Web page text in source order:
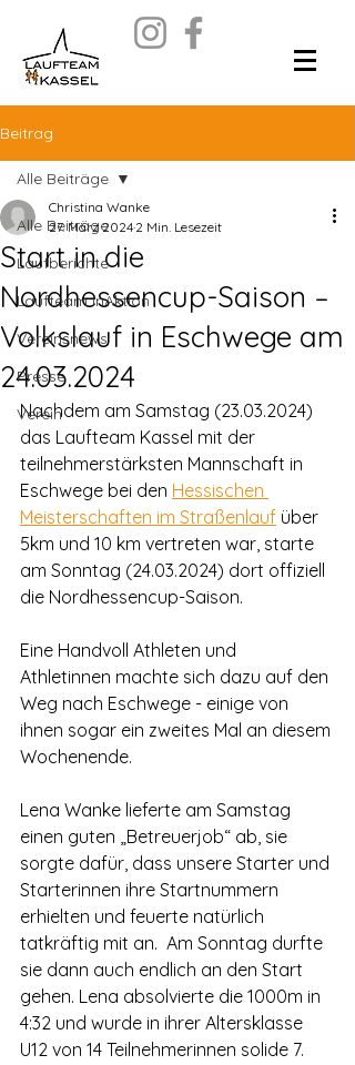
Beitrag
Alle Beiträge
Laufberichte
Laufteam inAktion
Vereinsnews
Presse
Verein
Alle Beiträge
Start in die
Nordhessencup-Saison –
Volkslauf in Eschwege am
24.03.2024
Christina Wanke
27. März 2024 2 Min. Lesezeit
Nachdem am Samstag (23.03.2024)
das Laufteam Kassel mit der
teilnehmerstärksten Mannschaft in
Eschwege bei den Hessischen
Meisterschaften im Straßenlauf über
5km und 10 km vertreten war, starte
am Sonntag (24.03.2024) dort offiziell
die Nordhessencup-Saison.
Eine Handvoll Athleten und
Athletinnen machte sich dazu auf den
Weg nach Eschwege - einige von
ihnen sogar ein zweites Mal an diesem
Wochenende.
Lena Wanke lieferte am Samstag
einen guten „Betreuerjob“ ab, sie
sorgte dafür, dass unsere Starter und
Starterinnen ihre Startnummern
erhielten und feuerte natürlich
tatkräftig mit an.  Am Sonntag durfte
sie dann auch endlich an den Start
gehen. Lena absolvierte die 1000m in
4:32 und wurde in ihrer Altersklasse
U12 von 14 Teilnehmerinnen solide 7.